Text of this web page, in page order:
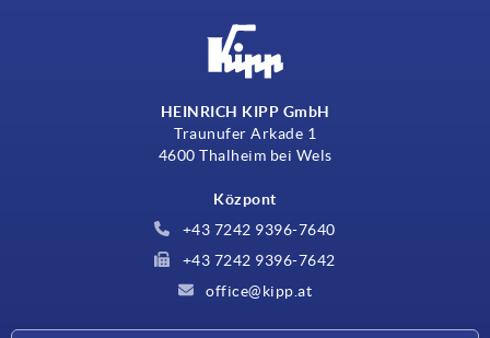
HEINRICH KIPP GmbH
Traunufer Arkade 1
4600 Thalheim bei Wels
Központ
+43 7242 9396-7640
+43 7242 9396-7642
office@kipp.at